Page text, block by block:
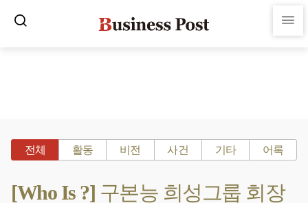
전체 활동 비전 사건 기타 어록
[Who Is ?] 구본능 희성그룹 회장